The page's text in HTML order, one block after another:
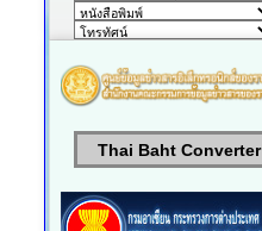
Thai Baht Converter